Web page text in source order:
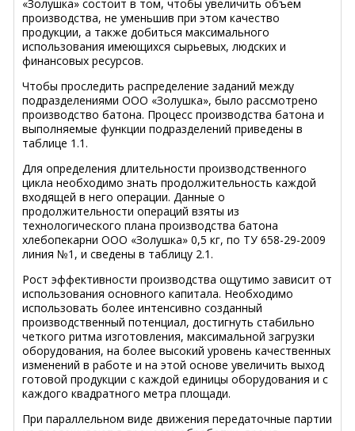
«Золушка» состоит в том, чтобы увеличить объем
производства, не уменьшив при этом качество
продукции, а также добиться максимального
использования имеющихся сырьевых, людских и
финансовых ресурсов.
Чтобы проследить распределение заданий между
подразделениями ООО «Золушка», было рассмотрено
производство батона. Процесс производства батона и
выполняемые функции подразделений приведены в
таблице 1.1.
Для определения длительности производственного
цикла необходимо знать продолжительность каждой
входящей в него операции. Данные о
продолжительности операций взяты из
технологического плана производства батона
хлебопекарни ООО «Золушка» 0,5 кг, по ТУ 658-29-2009
линия №1, и сведены в таблицу 2.1.
Рост эффективности производства ощутимо зависит от
использования основного капитала. Необходимо
использовать более интенсивно созданный
производственный потенциал, достигнуть стабильно
четкого ритма изготовления, максимальной загрузки
оборудования, на более высокий уровень качественных
изменений в работе и на этой основе увеличить выход
готовой продукции с каждой единицы оборудования и с
каждого квадратного метра площади.
При параллельном виде движения передаточные партии